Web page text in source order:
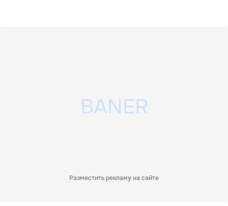
Разместить рекламу на сайте